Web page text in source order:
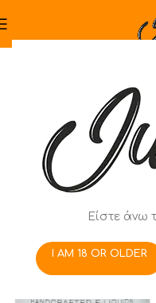
Είστε άνω
I AM 18 OR OLDER